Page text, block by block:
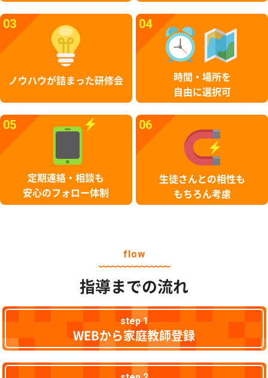
03
ノウハウが詰まった研修会
04
時間・場所を
自由に選択可
05
定期連絡・相談も
安心のフォロー体制
06
生徒さんとの相性も
もちろん考慮
flow
指導までの流れ
step 1
WEBから家庭教師登録